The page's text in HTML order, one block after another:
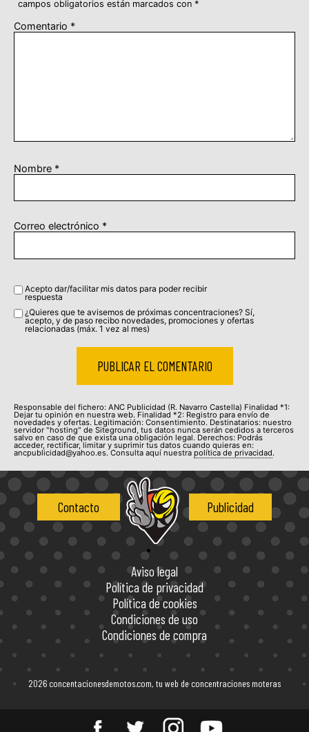
campos obligatorios están marcados con *
Comentario *
Nombre *
Correo electrónico *
Acepto dar/facilitar mis datos para poder recibir
respuesta
¿Quieres que te avisemos de próximas concentraciones? Sí,
acepto, y de paso recibo novedades, promociones y ofertas
relacionadas (máx. 1 vez al mes)
Responsable del fichero: ANC Publicidad (R. Navarro Castella) Finalidad *1:
Dejar tu opinión en nuestra web. Finalidad *2: Registro para envío de
novedades y ofertas. Legitimación: Consentimiento. Destinatarios: nuestro
servidor "hosting" de Siteground, tus datos nunca serán cedidos a terceros
salvo en caso de que exista una obligación legal. Derechos: Podrás
acceder, rectificar, limitar y suprimir tus datos cuando quieras en:
ancpublicidad@yahoo.es. Consulta aquí nuestra política de privacidad.
Contacto Publicidad
Aviso legal
Política de privacidad
Política de cookies
Condiciones de uso
Condiciones de compra
2026 concentacionesdemotos.com, tu web de concentraciones moteras